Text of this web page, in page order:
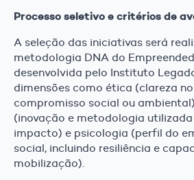
Processo seletivo e critérios de
A seleção das iniciativas será
metodologia DNA do
desenvolvida pelo Instituto
dimensões como ética (clareza
compromisso social ou
(inovação e metodologia
impacto) e psicologia (perfil do
social, incluindo resiliência e
mobilização).